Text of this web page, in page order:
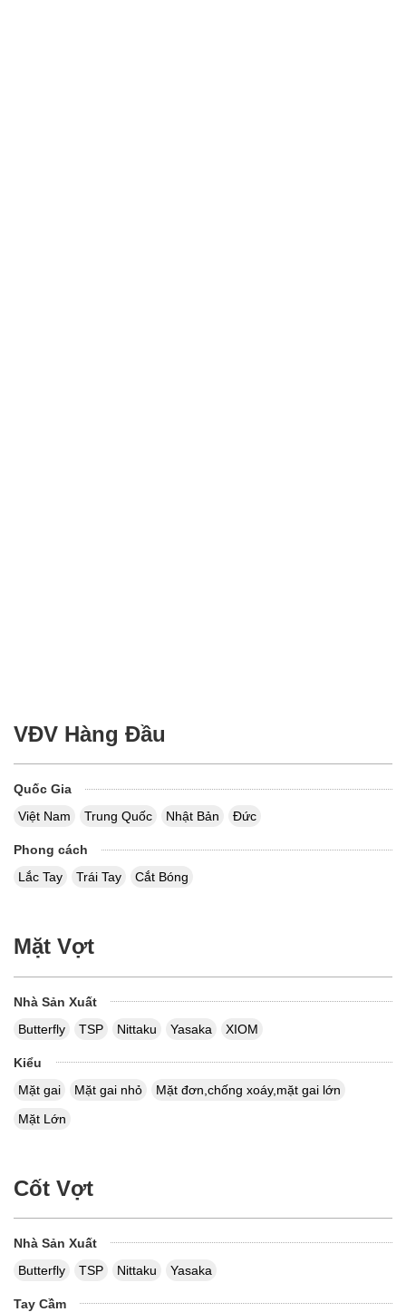
VĐV Hàng Đầu
Quốc Gia
Việt Nam
Trung Quốc Nhật Bản Đức
Phong cách
Lắc Tay
Trái Tay Cắt Bóng
Mặt Vợt
Nhà Sản Xuất
Butterfly
TSP Nittaku Yasaka XIOM
Kiểu
Mặt gai
Mặt gai nhỏ
Mặt đơn,chống xoáy,mặt gai lớn
Mặt Lớn
Cốt Vợt
Nhà Sản Xuất
Butterfly
TSP Nittaku Yasaka
Tay Cầm